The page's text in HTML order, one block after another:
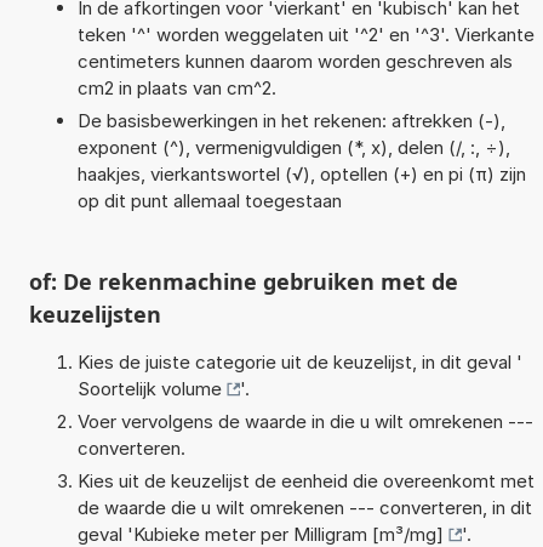
In de afkortingen voor 'vierkant' en 'kubisch' kan het
teken '^' worden weggelaten uit '^2' en '^3'. Vierkante
centimeters kunnen daarom worden geschreven als
cm2 in plaats van cm^2.
De basisbewerkingen in het rekenen: aftrekken (-),
exponent (^), vermenigvuldigen (*, x), delen (/, :, ÷),
haakjes, vierkantswortel (√), optellen (+) en pi (π) zijn
op dit punt allemaal toegestaan
of: De rekenmachine gebruiken met de
keuzelijsten
Kies de juiste categorie uit de keuzelijst, in dit geval '
Soortelijk volume
'.
Voer vervolgens de waarde in die u wilt omrekenen ---
converteren.
Kies uit de keuzelijst de eenheid die overeenkomt met
de waarde die u wilt omrekenen --- converteren, in dit
geval 'Kubieke meter per Milligram [m³/mg]
'.